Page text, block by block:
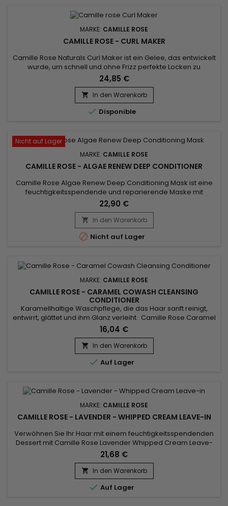
MARKE: CAMILLE ROSE
CAMILLE ROSE - CURL MAKER
Camille Rose Naturals Curl Maker ist ein Gelee, das entwickelt
wurde, um schnell und ohne Frizz perfekte Locken zu
kreieren.&nbsp; Es spendet Feuchtigkeit, parfümiert und
formt Locken ohne Pappmaché-Effekt.&nbsp; Angereichert
mit Marshmallow und Agavenblättern sorgt er dafür, dass
Ihre Locken den ganzen Tag über an Ort und Stelle bleiben !
Kann mit den...
24,85 €
 In den Warenkorb
 Disponible
Nicht auf Lager
MARKE: CAMILLE ROSE
CAMILLE ROSE - ALGAE RENEW DEEP CONDITIONER
Camille Rose Algae Renew Deep Conditioning Mask ist eine
feuchtigkeitsspendende und reparierende Maske mit
Grünalgen, Mango- und Kakaobutter. Als ideale Pflege für
trockenes und brüchiges Haar dringt sie in die Haarfaser ein
und hilft, Ihr Haar zu revitalisieren, sodass es gesund bleibt.
Kombinieren Sie es mit anderen Produkten der Marke
Camille Rose,...
22,90 €
 In den Warenkorb
 Nicht auf Lager
MARKE: CAMILLE ROSE
CAMILLE ROSE - CARAMEL COWASH CLEANSING
CONDITIONER
Karamellhaltige Waschpflege, die das Haar sanft reinigt,
entwirrt, glättet und ihm Glanz verleiht. Camille Rose Caramel
Cowash Cleansing Conditioner entfernt alle Spuren von
Schmutz und überschüssigem Talg aus dem Haar. Dank der
Vorteile von Aloe Vera-Saft, Distelsamenöl und nativem
Kokosnussöl kann diese luxuriöse Waschcreme täglich
verwendet werden,...
16,04 €
 In den Warenkorb
 Auf Lager
MARKE: CAMILLE ROSE
CAMILLE ROSE - LAVENDER - WHIPPED CREAM LEAVE-IN
Verwöhnen Sie Ihr Haar mit einem feuchtigkeitsspendenden
Dessert mit Camille Rose Lavender Whipped Cream Leave-
In. Unsere intensive Leave-in-Creme mit Tröpfchen von
Olivenfrüchten und aromatischem Rosmarinextrakt ist mit
echtem Lavendelöl gebraut und so konzipiert, dass sie die
Strähnen weich macht, entwirrt und mit Feuchtigkeit versorgt.
Beim Waschen...
21,68 €
 In den Warenkorb
 Auf Lager